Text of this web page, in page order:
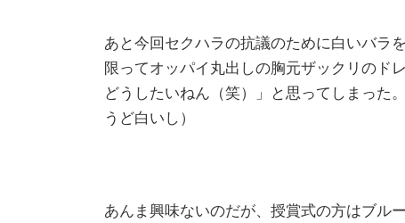
あと今回セクハラの抗議のために白いバラ
限ってオッパイ丸出しの胸元ザックリのド
どうしたいねん（笑）」と思ってしまった
うど白いし）
あんま興味ないのだが、授賞式の方はブル